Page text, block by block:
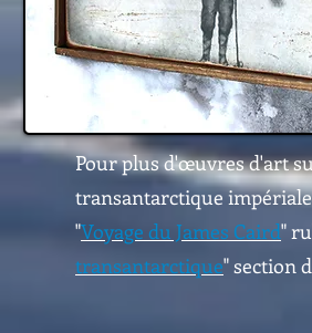
Pour plus d'œuvres d'art
transantarctique
"Voyage du James Caird"
transantarctique" section